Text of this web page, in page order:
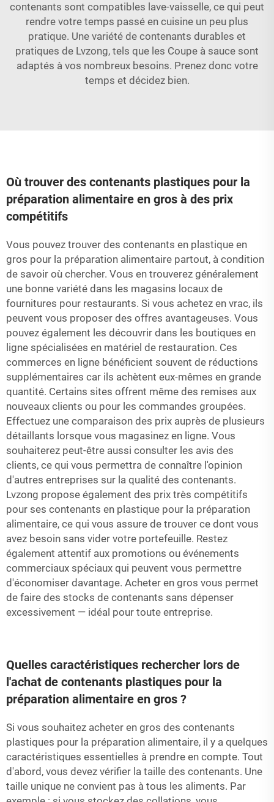
contenants sont compatibles lave-vaisselle, ce qui peut
rendre votre temps passé en cuisine un peu plus
pratique. Une variété de contenants durables et
pratiques de Lvzong, tels que les Coupe à sauce sont
adaptés à vos nombreux besoins. Prenez donc votre
temps et décidez bien.
Où trouver des contenants plastiques pour la
préparation alimentaire en gros à des prix
compétitifs
Vous pouvez trouver des contenants en plastique en
gros pour la préparation alimentaire partout, à condition
de savoir où chercher. Vous en trouverez généralement
une bonne variété dans les magasins locaux de
fournitures pour restaurants. Si vous achetez en vrac, ils
peuvent vous proposer des offres avantageuses. Vous
pouvez également les découvrir dans les boutiques en
ligne spécialisées en matériel de restauration. Ces
commerces en ligne bénéficient souvent de réductions
supplémentaires car ils achètent eux-mêmes en grande
quantité. Certains sites offrent même des remises aux
nouveaux clients ou pour les commandes groupées.
Effectuez une comparaison des prix auprès de plusieurs
détaillants lorsque vous magasinez en ligne. Vous
souhaiterez peut-être aussi consulter les avis des
clients, ce qui vous permettra de connaître l'opinion
d'autres entreprises sur la qualité des contenants.
Lvzong propose également des prix très compétitifs
pour ses contenants en plastique pour la préparation
alimentaire, ce qui vous assure de trouver ce dont vous
avez besoin sans vider votre portefeuille. Restez
également attentif aux promotions ou événements
commerciaux spéciaux qui peuvent vous permettre
d'économiser davantage. Acheter en gros vous permet
de faire des stocks de contenants sans dépenser
excessivement — idéal pour toute entreprise.
Quelles caractéristiques rechercher lors de
l'achat de contenants plastiques pour la
préparation alimentaire en gros ?
Si vous souhaitez acheter en gros des contenants
plastiques pour la préparation alimentaire, il y a quelques
caractéristiques essentielles à prendre en compte. Tout
d'abord, vous devez vérifier la taille des contenants. Une
taille unique ne convient pas à tous les aliments. Par